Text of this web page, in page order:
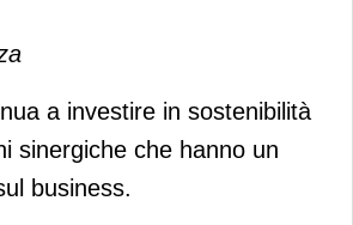
il nuovo
dei prodotti
a investire in sostenibilità
sinergiche che hanno un
business.